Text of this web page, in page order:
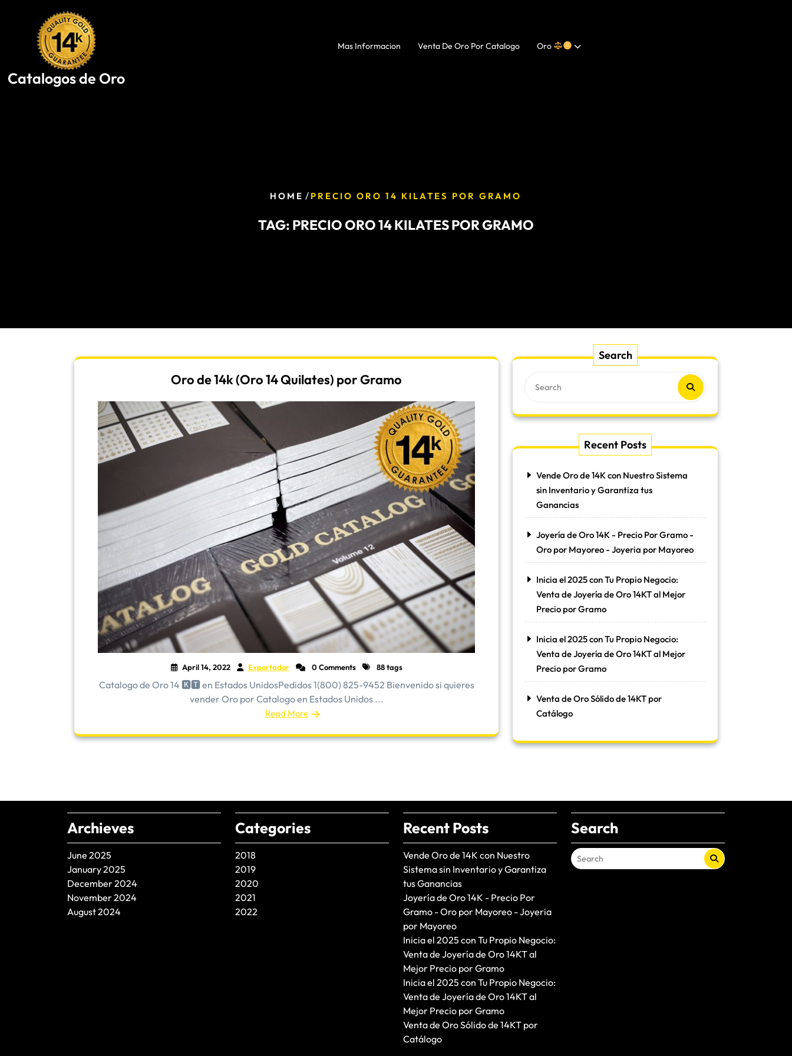
Catalogos de Oro
Mas Informacion Venta De Oro Por Catalogo Oro
HOME / PRECIO ORO 14 KILATES POR GRAMO
TAG: PRECIO ORO 14 KILATES POR GRAMO
Oro de 14k (Oro 14 Quilates) por Gramo
April 14, 2022 Exportador 0 Comments 88 tags
Catalogo de Oro 14 🅺🆃 en Estados UnidosPedidos 1(800) 825-9452 Bienvenido si quieres
vender Oro por Catalogo en Estados Unidos ...
Read More
Search
Recent Posts
Vende Oro de 14K con Nuestro Sistema
sin Inventario y Garantiza tus
Ganancias
Joyería de Oro 14K - Precio Por Gramo -
Oro por Mayoreo - Joyeria por Mayoreo
Inicia el 2025 con Tu Propio Negocio:
Venta de Joyería de Oro 14KT al Mejor
Precio por Gramo
Inicia el 2025 con Tu Propio Negocio:
Venta de Joyería de Oro 14KT al Mejor
Precio por Gramo
Venta de Oro Sólido de 14KT por
Catálogo
Archieves
June 2025
January 2025
December 2024
November 2024
August 2024
Categories
2018
2019
2020
2021
2022
Recent Posts
Vende Oro de 14K con Nuestro
Sistema sin Inventario y Garantiza
tus Ganancias
Joyería de Oro 14K - Precio Por
Gramo - Oro por Mayoreo - Joyeria
por Mayoreo
Inicia el 2025 con Tu Propio Negocio:
Venta de Joyería de Oro 14KT al
Mejor Precio por Gramo
Inicia el 2025 con Tu Propio Negocio:
Venta de Joyería de Oro 14KT al
Mejor Precio por Gramo
Venta de Oro Sólido de 14KT por
Catálogo
Search